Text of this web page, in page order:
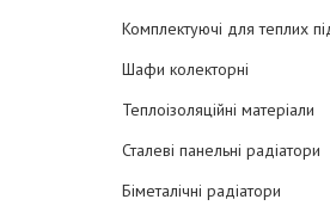
Комплектуючі для теплих
Шафи колекторні
Теплоізоляційні матеріали
Сталеві панельні радіатори
Біметалічні радіатори